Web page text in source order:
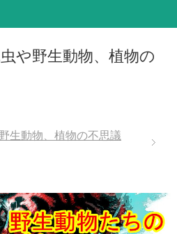
や野生動物、植物の
生動物、植物の不思議